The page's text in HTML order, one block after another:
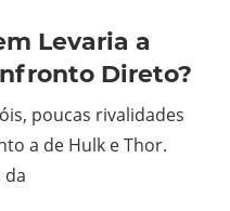
Levaria a
Direto?
poucas rivalidades
a de Hulk e Thor.
da